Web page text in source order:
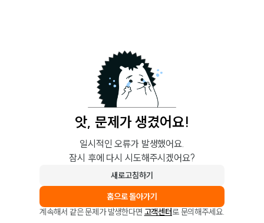
앗, 문제가 생겼어요!
일시적인 오류가 발생했어요.
잠시 후에 다시 시도해주시겠어요?
새로고침하기
홈으로 돌아가기
계속해서 같은 문제가 발생한다면 고객센터로 문의해주세요.